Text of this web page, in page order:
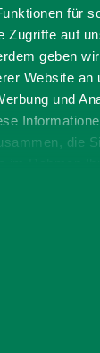
für
Zugriffe auf
geben
Website an
und
die
unsere
wählen: DE
Impressum
zur